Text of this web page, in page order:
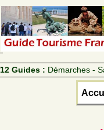
12 Guides : Démarches -